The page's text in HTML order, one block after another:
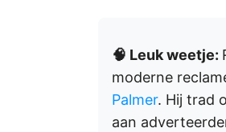
🧠 Leuk weetje:
moderne
Palmer. Hij trad
aan